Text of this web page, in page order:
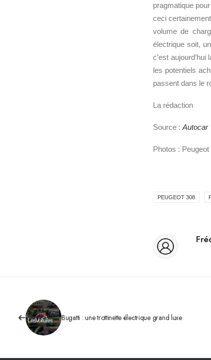
pragmatique
ceci
volume de
électrique soit,
c’est
les potentiels
passent dans le
La rédaction
Source : Autocar
Photos :
PEUGEOT 308
Bugatti : une trottinette électrique grand luxe